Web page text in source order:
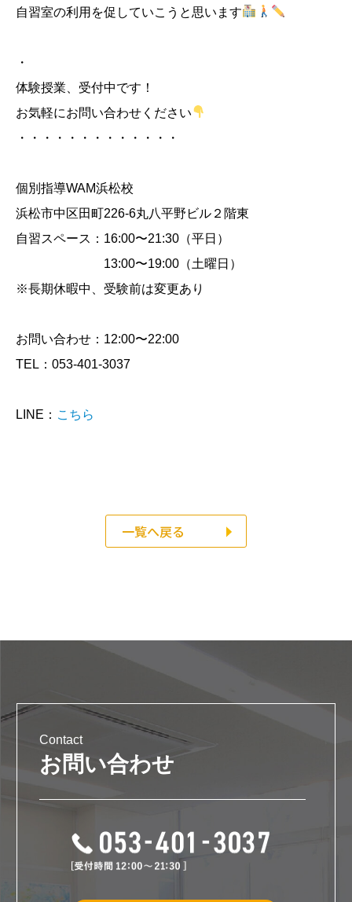
自習室の利用を促していこうと思います
・
体験授業、受付中です！
お気軽にお問い合わせください
・・・・・・・・・・・・・
個別指導WAM浜松校
浜松市中区田町226-6丸八平野ビル２階東
自習スペース：16:00〜21:30（平日）
13:00〜19:00（土曜日）
※長期休暇中、受験前は変更あり
お問い合わせ：12:00〜22:00
TEL：053-401-3037
LINE： こちら
一覧へ戻る
Contact
お問い合わせ